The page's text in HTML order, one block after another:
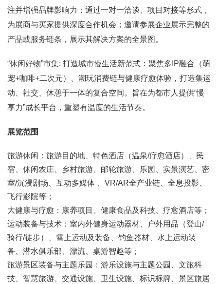
注并增强品牌影响力；通过一对一洽谈、项目对接等形式，
为展商与买家提供深度合作机会；邀请参展企业展示完整的
产品或服务链条，展示其解决方案的全景图。
“休闲好物”市集: 打造城市慢生活新范式：聚焦多IP融合（萌
宠+咖啡+二次元）、潮玩消费链与健康疗愈体验，打造集运
动、社交、休憩于一体的复合空间。旨在为都市人提供“慢
享力”成长平台，重塑有温度的生活节奏。
展览范围
旅游休闲：旅游目的地、特色酒店（温泉/疗愈酒店）、民
宿、休闲农庄、乡村旅游、邮轮旅游、乐园、实景演艺、密
室/沉浸剧场、互动多媒体 、VR/AR全产业链、全息投影、
飞行影院等；
大健康与疗愈：康养项目、健康食品及科技、疗愈酒店等；
运动装备与技术：室内外健身运动器材、户外用品（登山/
骑行/徒步）、雪上运动及装备、钓鱼器材、水上运动装
备、潜水俱乐部、漂流、桌游智趣等；
旅游景区装备与主题乐园：游乐设施与主题公园、文旅科
技、智慧旅游、交通设施、卫生设施、标识标牌、景区旅居